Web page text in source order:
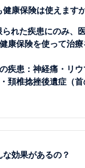
康保険は使えます
れた疾患にのみ、
康保険を使って治
疾患：神経痛・リウ
頚椎捻挫後遺症（
効果があるの？